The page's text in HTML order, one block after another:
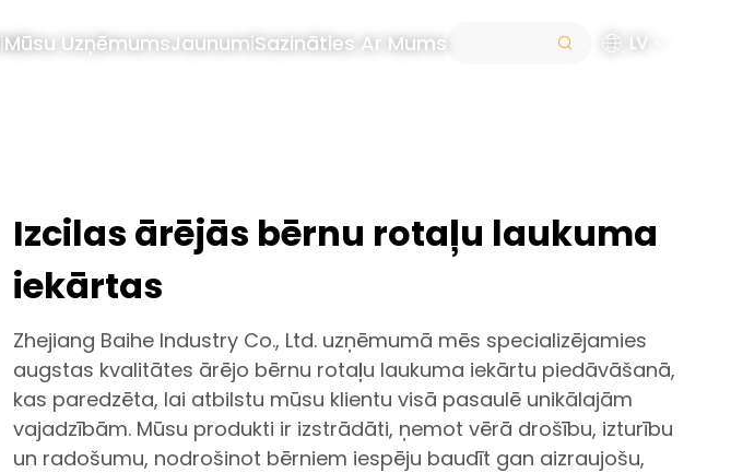
Mūsu UzņēmumsJaunumi Sazināties Ar Mums LV
Izcilas ārējās bērnu rotaļu laukuma
iekārtas
Zhejiang Baihe Industry Co., Ltd. uzņēmumā mēs specializējamies
augstas kvalitātes ārējo bērnu rotaļu laukuma iekārtu piedāvāšanā,
kas paredzēta, lai atbilstu mūsu klientu visā pasaulē unikālajām
vajadzībām. Mūsu produkti ir izstrādāti, ņemot vērā drošību, izturību
un radošumu, nodrošinot bērniem iespēju baudīt gan aizraujošu,